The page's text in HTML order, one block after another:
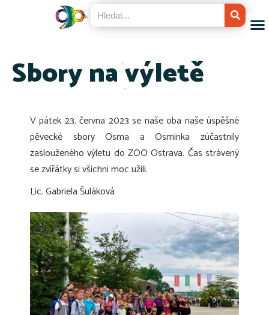
Sbory na výletě
V pátek 23. června 2023 se naše oba naše úspěšné
pěvecké sbory Osma a Osminka zúčastnily
zaslouženého výletu do ZOO Ostrava. Čas strávený
se zvířátky si všichni moc užili.
Lic. Gabriela Šuláková